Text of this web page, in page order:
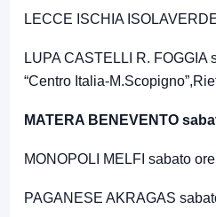
LECCE ISCHIA
LUPA CASTELLI R. FOGGIA
“Centro Italia-
MATERA BENEVENTO
MONOPOLI MELFI sabato
PAGANESE AKRAGAS